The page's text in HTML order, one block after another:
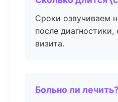
Сроки озвучиваем
после диагностики,
визита.
Больно ли лечить?